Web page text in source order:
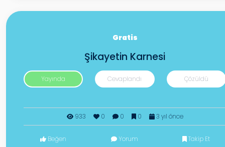
Gratis
Şikayetin Karnesi
Yayında Cevaplandı Çözüldü
933 0 0 0 3 yıl önce
Beğen Yorum Takip Et